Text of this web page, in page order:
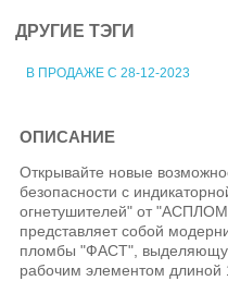
ДРУГИЕ ТЭГИ
В ПРОДАЖЕ С 28-12-2023
ОПИСАНИЕ
Открывайте новые
безопасности с
огнетушителей" от
представляет собой
пломбы "ФАСТ",
рабочим элементом длиной